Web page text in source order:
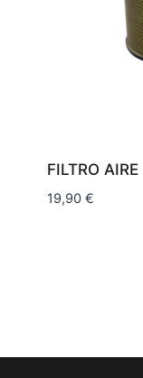
FILTRO
19,90 €